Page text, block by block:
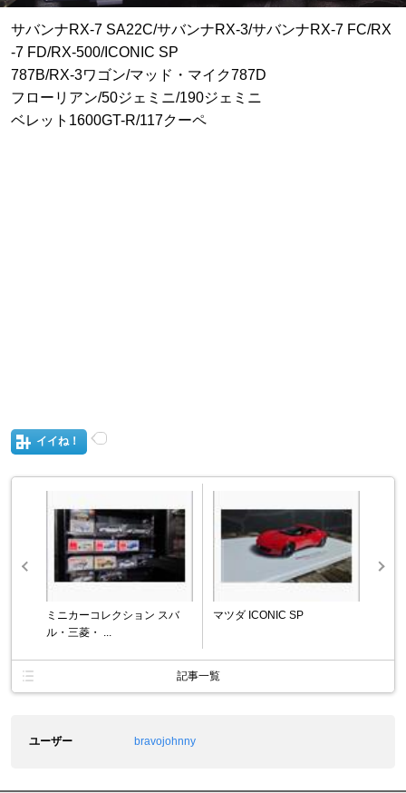
サバンナRX-7 SA22C/サバンナRX-3/サバンナRX-7 FC/RX
-7 FD/RX-500/ICONIC SP
787B/RX-3ワゴン/マッド・マイク787D
フローリアン/50ジェミニ/190ジェミニ
ベレット1600GT-R/117クーペ
イイね！
ミニカーコレクション スバ
ル・三菱・ ...
マツダ ICONIC SP
記事一覧
ユーザー bravojohnny